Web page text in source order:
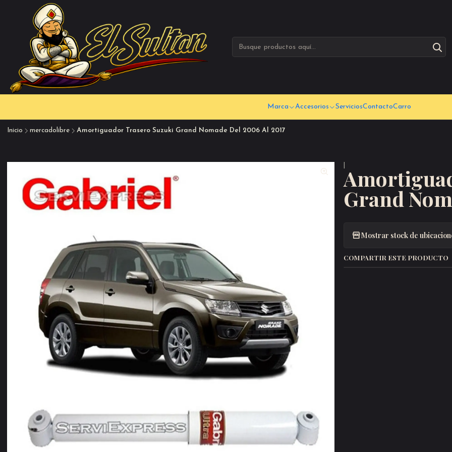
Marca Accesorios ServiciosContactoCarro
Inicio mercadolibre Amortiguador Trasero Suzuki Grand Nomade Del 2006 Al 2017
Grand
Mostrar stock de
COMPARTIR ESTE PRODUCTO